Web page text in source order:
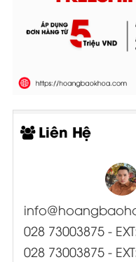
Liên Hệ
028 73003875 -
028 73003875 -